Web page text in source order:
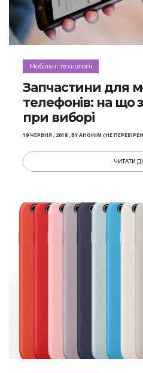
Мобільні технології
Запчастини для
телефонів: на що
при виборі
19 ЧЕРВНЯ , 2018,BYАНОНІМ (НЕ
ЧИТАТИ